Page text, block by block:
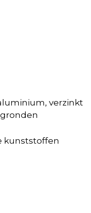
verzinkt
kunststoffen